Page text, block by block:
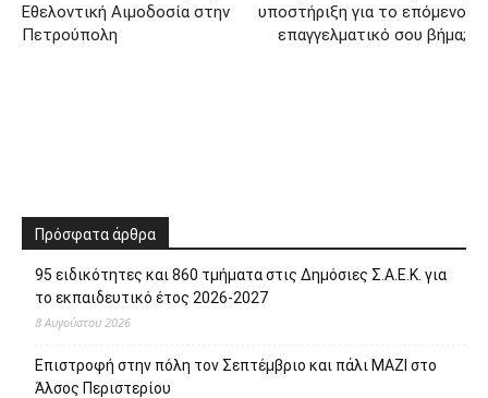
Εθελοντική Αιμοδοσία στην
Πετρούπολη
υποστήριξη για το επόμενο
επαγγελματικό σου βήμα;
Πρόσφατα άρθρα
95 ειδικότητες και 860 τμήματα στις Δημόσιες Σ.Α.Ε.Κ. για
το εκπαιδευτικό έτος 2026-2027
8 Αυγούστου 2026
Επιστροφή στην πόλη τον Σεπτέμβριο και πάλι ΜΑΖΙ στο
Άλσος Περιστερίου